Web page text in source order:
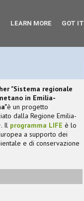
"Sistema regionale
in Emilia-
è un progetto
dalla Regione Emilia-
. Il programma LIFE è lo
a supporto dei
e di conservazione
LEARN MORE GOT IT